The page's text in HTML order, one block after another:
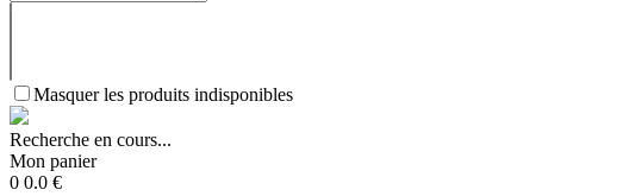
Masquer les produits indisponibles
Recherche en cours...
Mon panier
0 0.0 €